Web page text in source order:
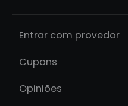
Entrar com provedor
Cupons
Opiniões